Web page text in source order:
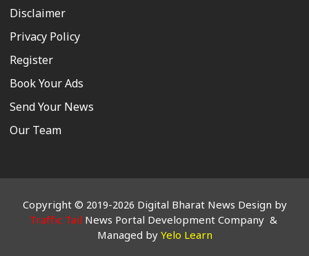
Disclaimer
Privacy Policy
Register
Book Your Ads
Send Your News
Our Team
Copyright © 2019-2026 Digital Bharat News Design by
Traffic Tail News Portal Development Company &
Managed by Yelo Learn